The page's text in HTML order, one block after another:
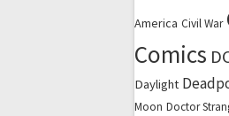
America Civil War
Comics
Daylight
Moon Doctor